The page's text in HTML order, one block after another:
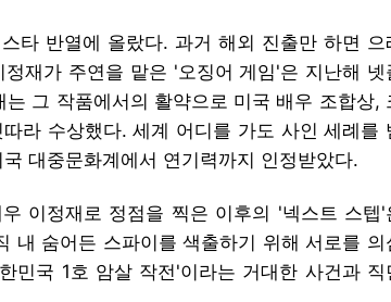
타 반열에 올랐다. 과거 해외 진출만 하면 으
재가 주연을 맡은 '오징어 게임'은 지난해 넷
그 작품에서의 활약으로 미국 배우 조합상,
라 수상했다. 세계 어디를 가도 사인 세례를
대중문화계에서 연기력까지 인정받았다.
이정재로 정점을 찍은 이후의 '넥스트 스텝'
내 숨어든 스파이를 색출하기 위해 서로를 의
민국 1호 암살 작전'이라는 거대한 사건과 직